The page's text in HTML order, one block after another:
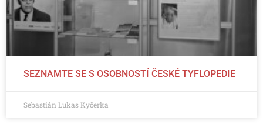
SEZNAMTE SE S OSOBNOSTÍ ČESKÉ TYFLOPEDIE
Sebastián Lukas Kyčerka